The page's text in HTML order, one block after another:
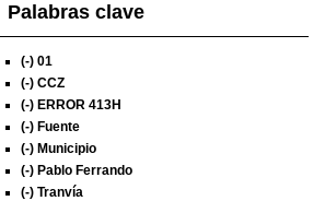
Palabras clave
(-) 01
(-) CCZ
(-) ERROR 413H
(-) Fuente
(-) Municipio
(-) Pablo Ferrando
(-) Tranvía